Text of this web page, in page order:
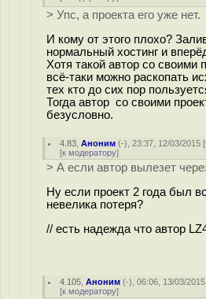
> Упс, а проекта его уже нет.
И кому от этого плохо?
нормальный хостинг и
Хотя такой автор со своими
всё-таки можно раскопать
тех кто до сих пор
Тогда автор со своими
безусловно.
4.83 ,Аноним (-), 23:37, 12/03/2015 [
[к модератору]
> А если автор вылезет
Ну если проект 2 года был
невелика потеря?
// есть надежда что автор
4.105 ,Аноним (-), 06:06, 13/03/
[к модератору]